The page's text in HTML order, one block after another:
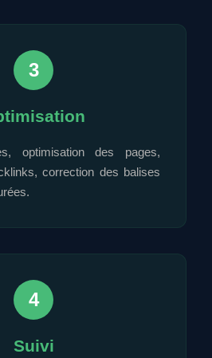
3
optimisation des pages,
correction des balises
4
Suivi